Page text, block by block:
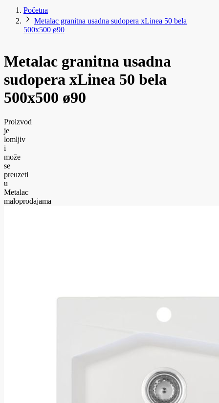
Početna
Metalac granitna usadna sudopera xLinea 50 bela
500x500 ø90
Metalac granitna usadna
sudopera xLinea 50 bela
500x500 ø90
Proizvod
je
lomljiv
i
može
se
preuzeti
u
Metalac
maloprodajama